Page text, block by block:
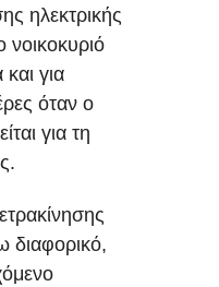
ηλεκτρικής
νοικοκυριό
για
όταν ο
για τη
διαφορικό,